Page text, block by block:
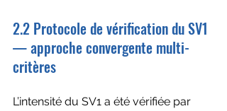
2.2 Protocole de vérification du SV1
— approche convergente multi-
critères
L’intensité du SV1 a été vérifiée par